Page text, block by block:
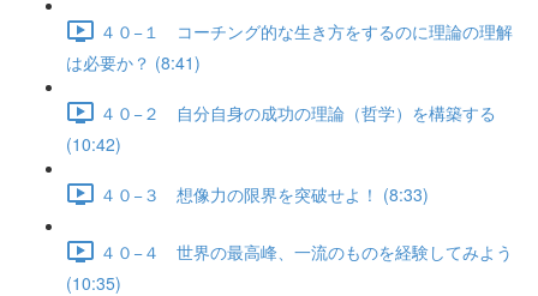
４０−１ コーチング的な生き方をするのに理論の理解
は必要か？ (8:41)
４０−２ 自分自身の成功の理論（哲学）を構築する
(10:42)
４０−３ 想像力の限界を突破せよ！ (8:33)
４０−４ 世界の最高峰、一流のものを経験してみよう
(10:35)